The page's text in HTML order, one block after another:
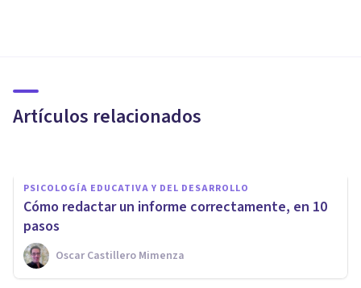
Artículos relacionados
psicólogo y un psicopedagogo
PSICOLOGÍA EDUCATIVA Y DEL DESARROLLO
Cómo redactar un informe correctamente, en 10
pasos
Oscar Castillero Mimenza